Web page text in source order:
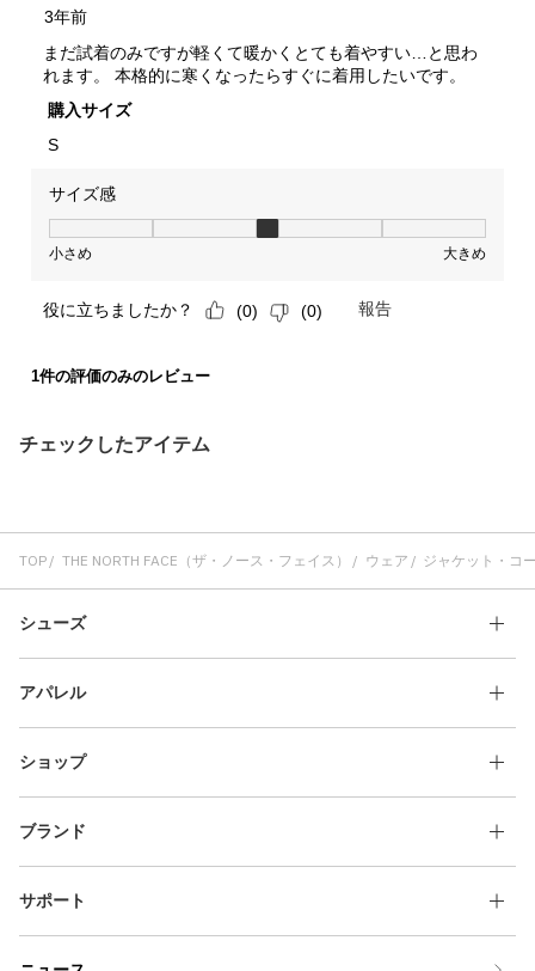
チェックしたアイテム
TOP THE NORTH FACE（ザ・ノース・フェイス） ウェア ジャケット・コ
シューズ
アパレル
ショップ
ブランド
サポート